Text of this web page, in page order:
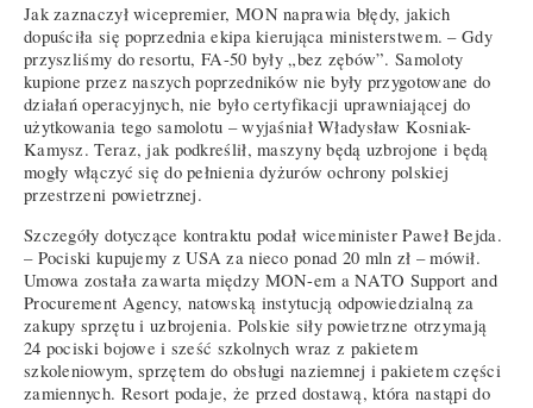
Jak zaznaczył wicepremier, MON naprawia błędy, jakich
dopuściła się poprzednia ekipa kierująca ministerstwem. – Gdy
przyszliśmy do resortu, FA-50 były „bez zębów”. Samoloty
kupione przez naszych poprzedników nie były przygotowane do
działań operacyjnych, nie było certyfikacji uprawniającej do
użytkowania tego samolotu – wyjaśniał Władysław Kosniak-
Kamysz. Teraz, jak podkreślił, maszyny będą uzbrojone i będą
mogły włączyć się do pełnienia dyżurów ochrony polskiej
przestrzeni powietrznej.
Szczegóły dotyczące kontraktu podał wiceminister Paweł Bejda.
– Pociski kupujemy z USA za nieco ponad 20 mln zł – mówił.
Umowa została zawarta między MON-em a NATO Support and
Procurement Agency, natowską instytucją odpowiedzialną za
zakupy sprzętu i uzbrojenia. Polskie siły powietrzne otrzymają
24 pociski bojowe i sześć szkolnych wraz z pakietem
szkoleniowym, sprzętem do obsługi naziemnej i pakietem części
zamiennych. Resort podaje, że przed dostawą, która nastąpi do